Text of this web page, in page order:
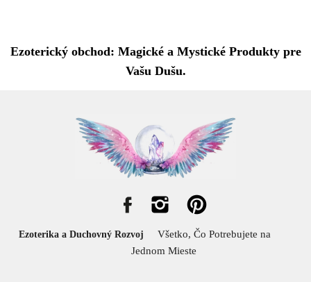
Ezoterický obchod: Magické a Mystické Produkty pre
Vašu Dušu.
Ezoterika a Duchovný Rozvoj
Všetko, Čo Potrebujete na
Jednom Mieste